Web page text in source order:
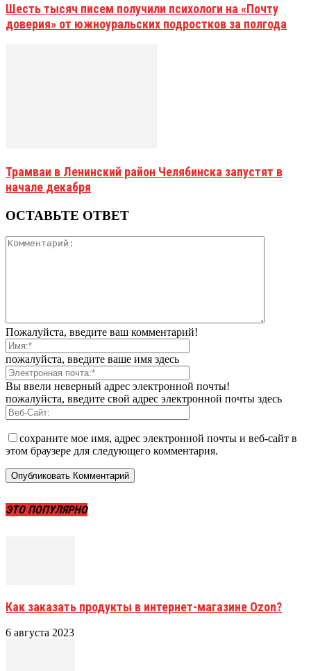
Шесть тысяч писем получили психологи на «Почту
доверия» от южноуральских подростков за полгода
Трамваи в Ленинский район Челябинска запустят в
начале декабря
ОСТАВЬТЕ ОТВЕТ
Пожалуйста, введите ваш комментарий!
пожалуйста, введите ваше имя здесь
Вы ввели неверный адрес электронной почты!
пожалуйста, введите свой адрес электронной почты здесь
сохраните мое имя, адрес электронной почты и веб-сайт в
этом браузере для следующего комментария.
ЭТО ПОПУЛЯРНО
Как заказать продукты в интернет-магазине Ozon?
6 августа 2023